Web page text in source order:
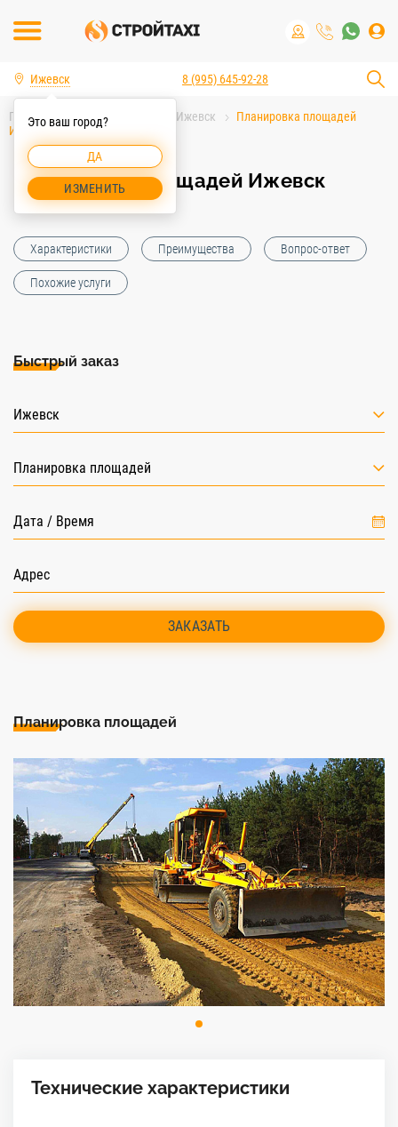
Ижевск
Это ваш город?
ДА
ИЗМЕНИТЬ
8 (995) 645-92-28
Главная Услуги спецтехники Ижевск
Планировка площадей
Ижевск
Планировка площадей Ижевск
Характеристики Преимущества Вопрос-ответ
Похожие услуги
Быстрый заказ
Ижевск
Планировка площадей
ЗАКАЗАТЬ
Планировка площадей
Технические характеристики